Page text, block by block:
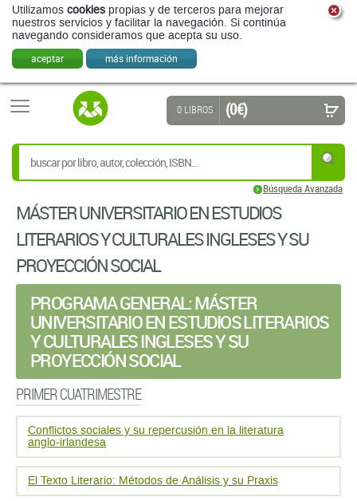
Utilizamos cookies propias y de terceros para mejorar
nuestros servicios y facilitar la navegación. Si continúa
navegando consideramos que acepta su uso.
aceptar más información
Búsqueda Avanzada
0 LIBROS (0 €)
MÁSTER UNIVERSITARIO EN ESTUDIOS
LITERARIOS Y CULTURALES INGLESES Y SU
PROYECCIÓN SOCIAL
PROGRAMA GENERAL: MÁSTER
UNIVERSITARIO EN ESTUDIOS LITERARIOS
Y CULTURALES INGLESES Y SU
PROYECCIÓN SOCIAL
PRIMER CUATRIMESTRE
Conflictos sociales y su repercusión en la literatura
anglo-irlandesa
El Texto Literario: Métodos de Análisis y su Praxis